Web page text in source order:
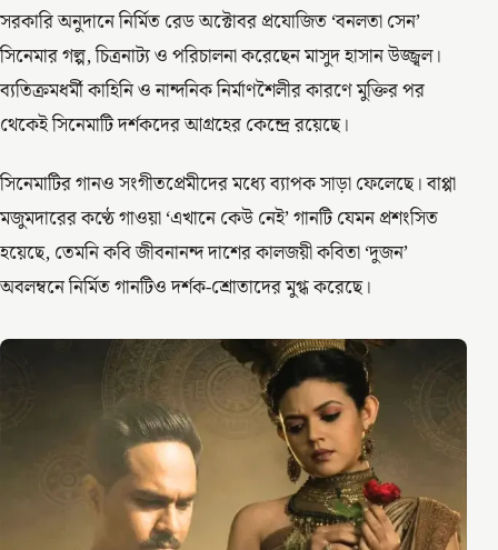
সরকারি অনুদানে নির্মিত রেড অক্টোবর প্রযোজিত ‘বনলতা সেন’
সিনেমার গল্প, চিত্রনাট্য ও পরিচালনা করেছেন মাসুদ হাসান উজ্জ্বল।
ব্যতিক্রমধর্মী কাহিনি ও নান্দনিক নির্মাণশৈলীর কারণে মুক্তির পর
থেকেই সিনেমাটি দর্শকদের আগ্রহের কেন্দ্রে রয়েছে।
সিনেমাটির গানও সংগীতপ্রেমীদের মধ্যে ব্যাপক সাড়া ফেলেছে। বাপ্পা
মজুমদারের কণ্ঠে গাওয়া ‘এখানে কেউ নেই’ গানটি যেমন প্রশংসিত
হয়েছে, তেমনি কবি জীবনানন্দ দাশের কালজয়ী কবিতা ‘দুজন’
অবলম্বনে নির্মিত গানটিও দর্শক-শ্রোতাদের মুগ্ধ করেছে।